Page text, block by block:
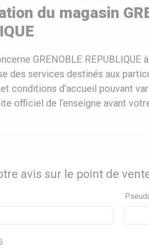
du magasin
GRENOBLE REPUBLIQUE
des services destinés aux
conditions d’accueil pouvant
officiel de l’enseigne avant
avis sur le point de vente